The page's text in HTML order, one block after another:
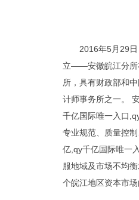
2016年5月29
立——安徽皖江分所
所，具有财政部和
计师事务所之一。
千亿国际唯一入口
专业规范、质量控
亿,qy千亿国际唯一
服地域及市场不均
个皖江地区资本市